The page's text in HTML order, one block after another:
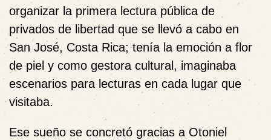
organizar la primera lectura pública de
privados de libertad que se llevó a cabo en
San José, Costa Rica; tenía la emoción a flor
de piel y como gestora cultural, imaginaba
escenarios para lecturas en cada lugar que
visitaba.
Ese sueño se concretó gracias a Otoniel